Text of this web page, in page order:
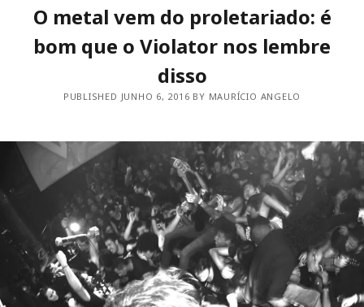
O metal vem do proletariado: é
bom que o Violator nos lembre
disso
PUBLISHED JUNHO 6, 2016 BY MAURÍCIO ANGELO